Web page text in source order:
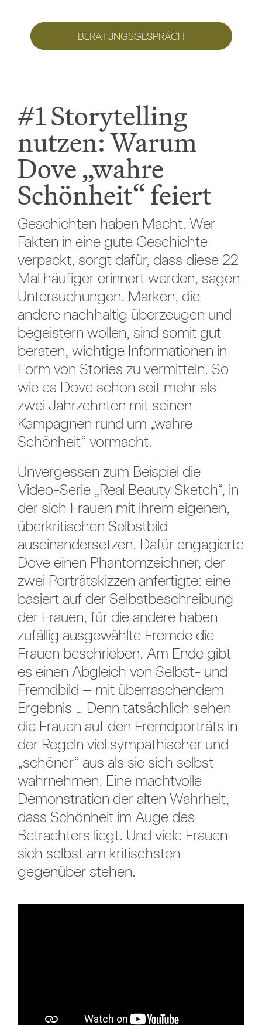
BERATUNGSGESPRÄCH
#1 Storytelling
nutzen: Warum
Dove „wahre
Schönheit“ feiert
Geschichten haben Macht. Wer
Fakten in eine gute Geschichte
verpackt, sorgt dafür, dass diese 22
Mal häufiger erinnert werden, sagen
Untersuchungen. Marken, die
andere nachhaltig überzeugen und
begeistern wollen, sind somit gut
beraten, wichtige Informationen in
Form von Stories zu vermitteln. So
wie es Dove schon seit mehr als
zwei Jahrzehnten mit seinen
Kampagnen rund um „wahre
Schönheit“ vormacht.
Unvergessen zum Beispiel die
Video-Serie „Real Beauty Sketch“, in
der sich Frauen mit ihrem eigenen,
überkritischen Selbstbild
auseinandersetzen. Dafür engagierte
Dove einen Phantomzeichner, der
zwei Porträtskizzen anfertigte: eine
basiert auf der Selbstbeschreibung
der Frauen, für die andere haben
zufällig ausgewählte Fremde die
Frauen beschrieben. Am Ende gibt
es einen Abgleich von Selbst- und
Fremdbild – mit überraschendem
Ergebnis … Denn tatsächlich sehen
die Frauen auf den Fremdporträts in
der Regeln viel sympathischer und
„schöner“ aus als sie sich selbst
wahrnehmen. Eine machtvolle
Demonstration der alten Wahrheit,
dass Schönheit im Auge des
Betrachters liegt. Und viele Frauen
sich selbst am kritischsten
gegenüber stehen.